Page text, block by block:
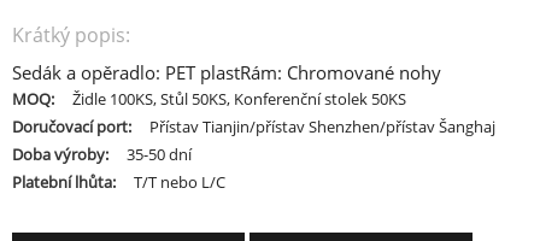
Krátký popis:
Sedák a opěradlo: PET plastRám: Chromované nohy
MOQ:
Židle 100KS, Stůl 50KS, Konferenční stolek 50KS
Doručovací port:
Přístav Tianjin/přístav Shenzhen/přístav Šanghaj
Doba výroby:
35-50 dní
Platební lhůta:
T/T nebo L/C